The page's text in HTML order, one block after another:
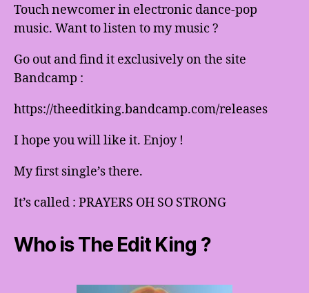
Touch newcomer in electronic dance-pop
music. Want to listen to my music ?
Go out and find it exclusively on the site
Bandcamp :
https://theeditking.bandcamp.com/releases
I hope you will like it. Enjoy !
My first single’s there.
It’s called : PRAYERS OH SO STRONG
Who is The Edit King ?